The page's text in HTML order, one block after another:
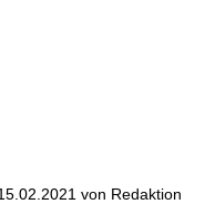
von Redaktion